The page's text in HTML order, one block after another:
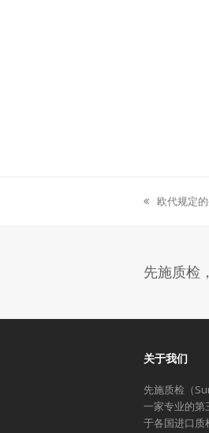
previous
欧代规定
先施质检
关于我们
先施质检（
一家专业的第
于各国进口质